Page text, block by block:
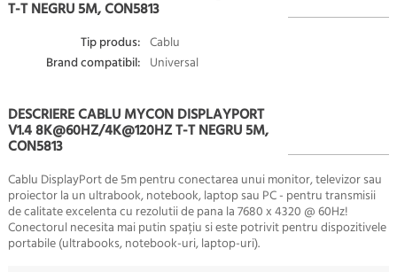
T-T NEGRU 5M, CON5813
Tip produs: Cablu
Brand compatibil: Universal
DESCRIERE CABLU MYCON DISPLAYPORT
V1.4 8K@60HZ/4K@120HZ T-T NEGRU 5M,
CON5813
Cablu DisplayPort de 5m pentru conectarea unui monitor, televizor sau
proiector la un ultrabook, notebook, laptop sau PC - pentru transmisii
de calitate excelenta cu rezolutii de pana la 7680 x 4320 @ 60Hz!
Conectorul necesita mai putin spațiu si este potrivit pentru dispozitivele
portabile (ultrabooks, notebook-uri, laptop-uri).